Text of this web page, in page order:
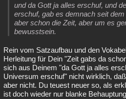
und da Gott ja alles erschuf, und
erschuf, gab es demnach seit
aber schon die Zeit, aber um es
bewusstsein.
Rein vom Satzaufbau und den
Herleitung für Dein "Zeit gabs da
sich aus Deinem "da Gott ja alles
Universum erschuf" nicht wirklich,
aber nicht. Du teuest neuer so, als
ist doch wieder nur blanke